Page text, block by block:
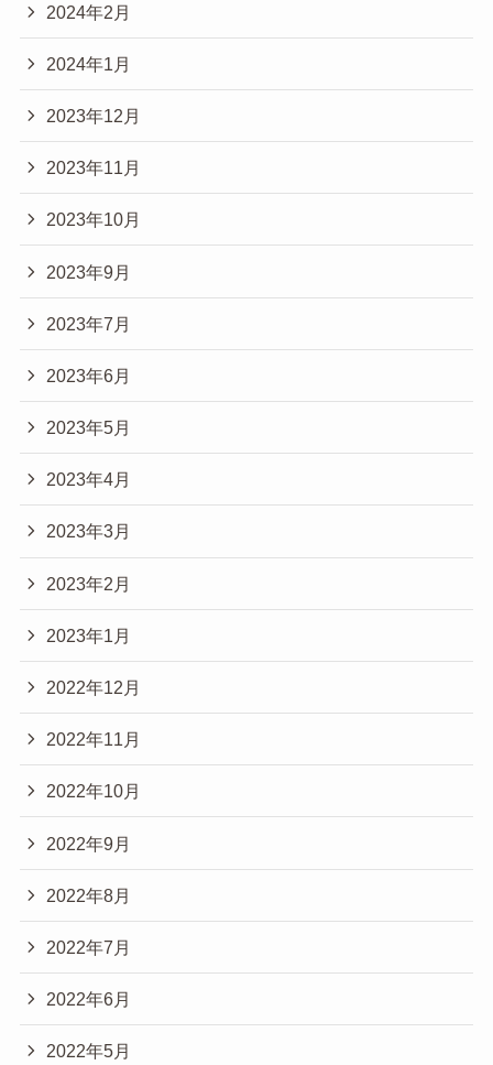
2024年2月
2024年1月
2023年12月
2023年11月
2023年10月
2023年9月
2023年7月
2023年6月
2023年5月
2023年4月
2023年3月
2023年2月
2023年1月
2022年12月
2022年11月
2022年10月
2022年9月
2022年8月
2022年7月
2022年6月
2022年5月